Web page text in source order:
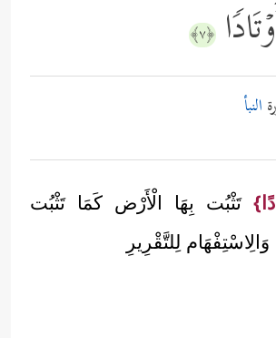
﴿٧﴾
النبأ
تَثْبُت بِهَا الْأَرْض كَمَا تَثْبُت
وَالِاسْتِفْهَام لِلتَّقْرِيرِ